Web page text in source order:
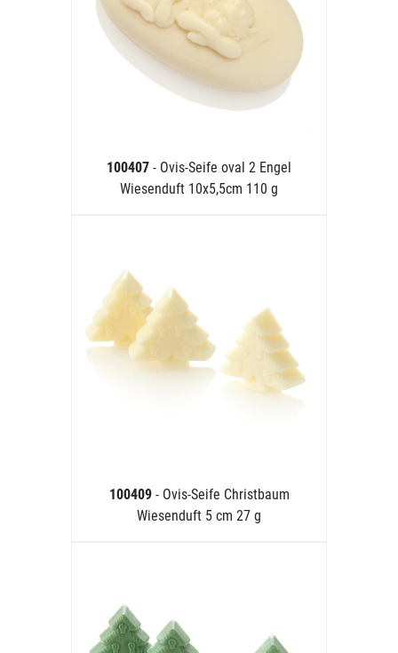
100407 - Ovis-Seife oval 2 Engel
Wiesenduft 10x5,5cm 110 g
100409 - Ovis-Seife Christbaum
Wiesenduft 5 cm 27 g